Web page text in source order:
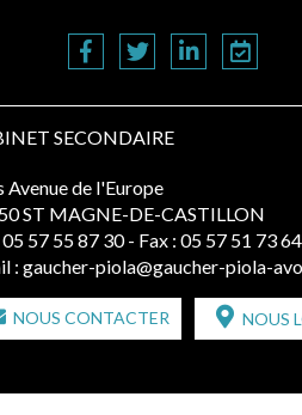
SECONDAIRE
Avenue de l'Europe
ST MAGNE-DE-CASTILLON
05 57 55 87 30 - Fax : 05 57 51 73 64
: gaucher-piola@gaucher-piola-
NOUS CONTACTER NOUS